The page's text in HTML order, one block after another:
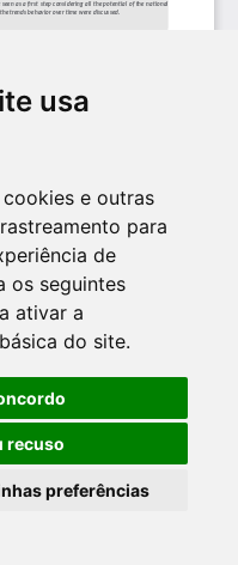
usa
e outras
para
de
os seguintes
ativar a
do site.
recuso
preferências